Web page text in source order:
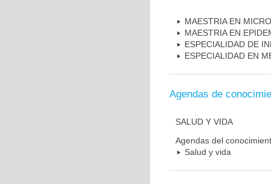
MAESTRIA EN
MAESTRIA EN
ESPECIALIDAD DE
ESPECIALIDAD EN
Agendas de
SALUD Y VIDA
Agendas del
Salud y vida